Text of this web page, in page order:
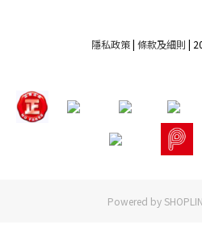
隱私政策| 條款及細則 |
Powered by